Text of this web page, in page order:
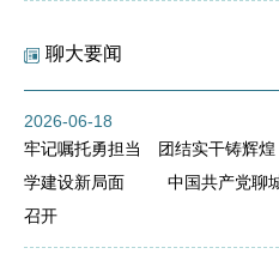
聊大要闻
2026-06-18
牢记嘱托勇担当 团结实干铸辉
学建设新局面 中国共产党聊城
召开